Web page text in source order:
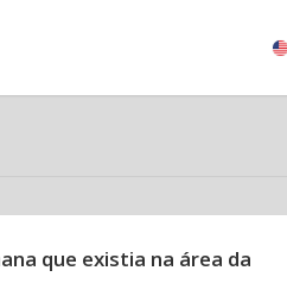
que existia na área da